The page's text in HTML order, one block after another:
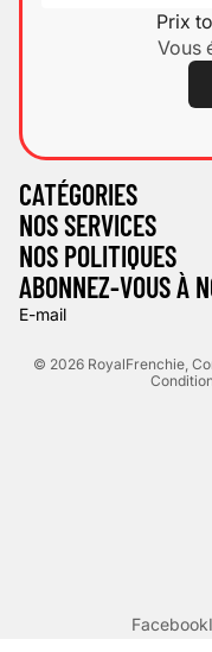
Prix
Vous
CATÉGORIES
NOS SERVICES
NOS POLITIQUES
ABONNEZ-VOUS À
E-mail
© 2026 RoyalFrenchie
Politique d’expédition
Mentions légales
Politique de
Conditions d’utilisation
Facebook